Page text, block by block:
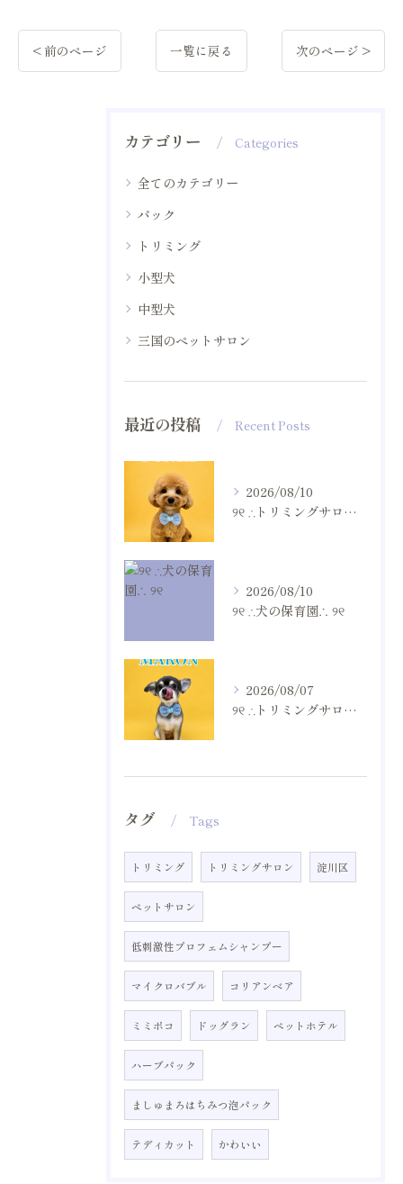
< 前のページ 一覧に戻る 次のページ >
カテゴリー Categories
全てのカテゴリー
パック
トリミング
小型犬
中型犬
三国のペットサロン
最近の投稿 Recent Posts
2026/08/10
୨୧ ∴トリミングサロン∴ ୨୧
2026/08/10
୨୧ ∴犬の保育園∴ ୨୧
2026/08/07
୨୧ ∴トリミングサロン∴ ୨୧
タグ Tags
トリミング トリミングサロン 淀川区
ペットサロン
低刺激性プロフェムシャンプー
マイクロバブル コリアンベア
ミミポコ ドッグラン ペットホテル
ハーブパック
ましゅまろはちみつ泡パック
テディカット かわいい